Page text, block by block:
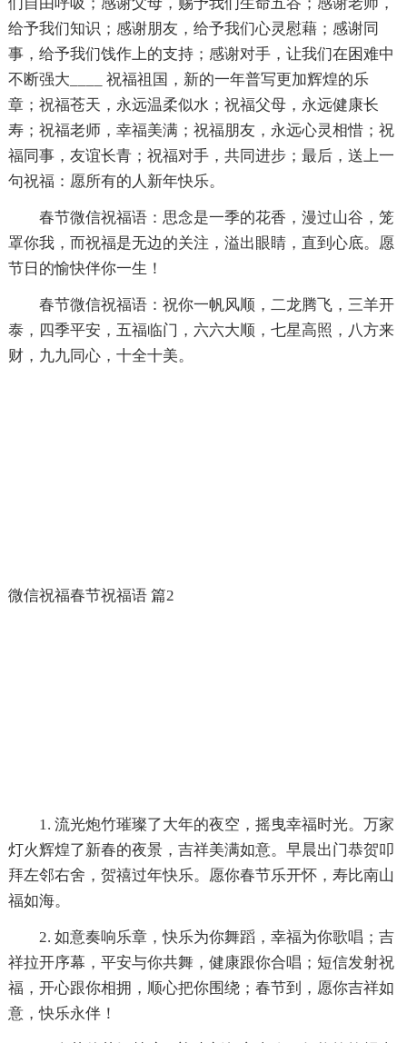
给予我们知识；感谢朋友，给予我们心灵慰藉；感谢同
事，给予我们饯作上的支持；感谢对手，让我们在困难中
不断强大____ 祝福祖国，新的一年普写更加辉煌的乐
章；祝福苍天，永远温柔似水；祝福父母，永远健康长
寿；祝福老师，幸福美满；祝福朋友，永远心灵相惜；祝
福同事，友谊长青；祝福对手，共同进步；最后，送上一
句祝福：愿所有的人新年快乐。
春节微信祝福语：思念是一季的花香，漫过山谷，笼
罩你我，而祝福是无边的关注，溢出眼睛，直到心底。愿
节日的愉快伴你一生！
春节微信祝福语：祝你一帆风顺，二龙腾飞，三羊开
泰，四季平安，五福临门，六六大顺，七星高照，八方来
财，九九同心，十全十美。
微信祝福春节祝福语 篇2
1. 流光炮竹璀璨了大年的夜空，摇曳幸福时光。万家
灯火辉煌了新春的夜景，吉祥美满如意。早晨出门恭贺叩
拜左邻右舍，贺禧过年快乐。愿你春节乐开怀，寿比南山
福如海。
2. 如意奏响乐章，快乐为你舞蹈，幸福为你歌唱；吉
祥拉开序幕，平安与你共舞，健康跟你合唱；短信发射祝
福，开心跟你相拥，顺心把你围绕；春节到，愿你吉祥如
意，快乐永伴！